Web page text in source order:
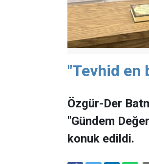
"Tevhid en
Özgür-Der
"Gündem
konuk edildi.